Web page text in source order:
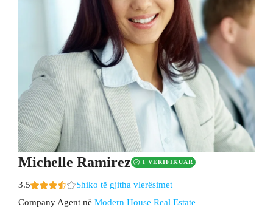
Michelle Ramirez I VERIFIKUAR
3.5
Shiko të gjitha vlerësimet
Company Agent në Modern House Real Estate